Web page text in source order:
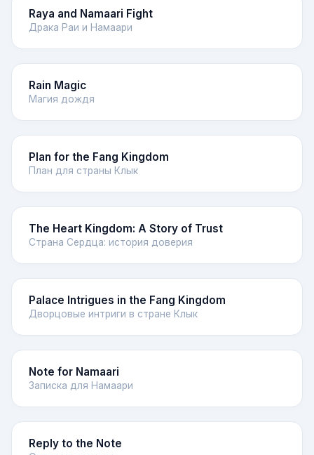
Raya and Namaari Fight
Драка Раи и Намаари
Rain Magic
Магия дождя
Plan for the Fang Kingdom
План для страны Клык
The Heart Kingdom: A Story of Trust
Страна Сердца: история доверия
Palace Intrigues in the Fang Kingdom
Дворцовые интриги в стране Клык
Note for Namaari
Записка для Намаари
Reply to the Note